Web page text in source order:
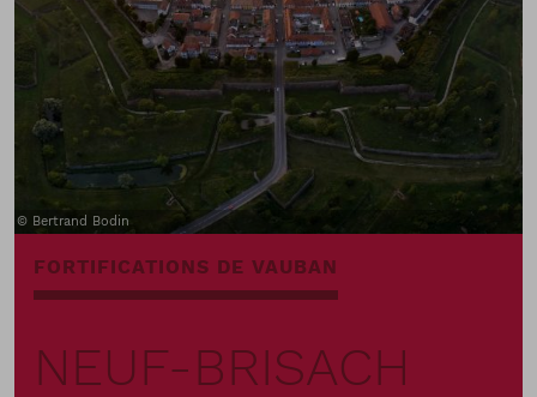
Bertrand Bodin
FORTIFICATIONS DE VAUBAN
NEUF-BRISACH